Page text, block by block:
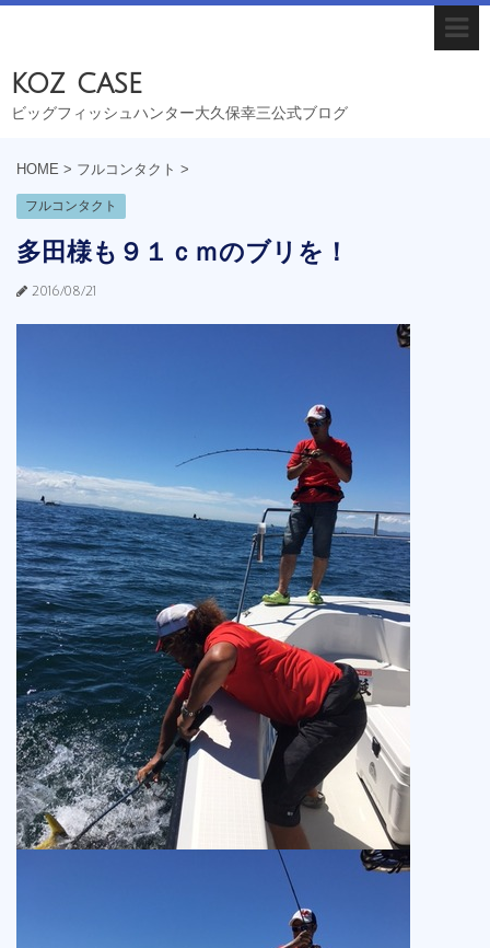
koz case
ビッグフィッシュハンター大久保幸三公式ブログ
HOME > フルコンタクト >
フルコンタクト
多田様も９１ｃｍのブリを！
2016/08/21